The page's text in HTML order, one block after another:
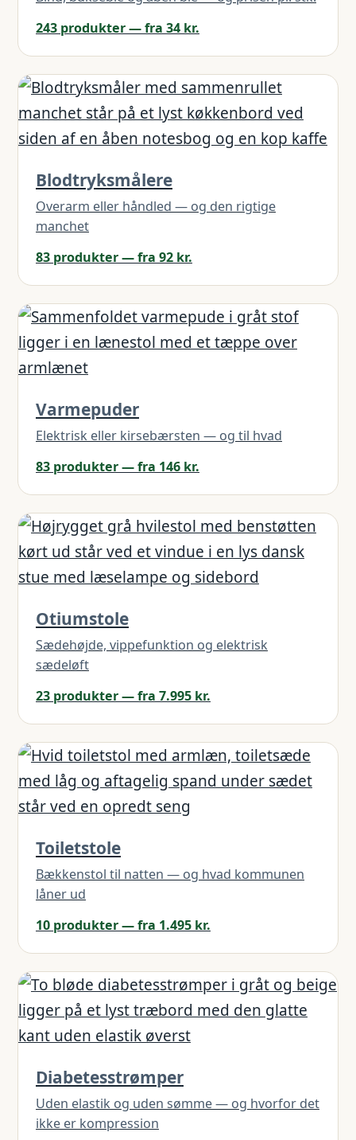
243 produkter — fra 34 kr.
Blodtryksmålere
Overarm eller håndled — og den rigtige
manchet
83 produkter — fra 92 kr.
Varmepuder
Elektrisk eller kirsebærsten — og til hvad
83 produkter — fra 146 kr.
Otiumstole
Sædehøjde, vippefunktion og elektrisk
sædeløft
23 produkter — fra 7.995 kr.
Toiletstole
Bækkenstol til natten — og hvad kommunen
låner ud
10 produkter — fra 1.495 kr.
Diabetesstrømper
Uden elastik og uden sømme — og hvorfor det
ikke er kompression